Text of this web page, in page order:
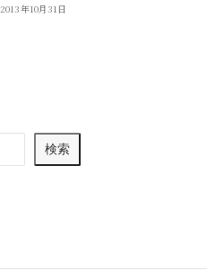
2013年10月31日
検索